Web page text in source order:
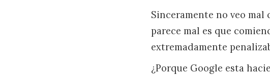
Sinceramente no veo mal
parece mal es que
extremadamente
¿Porque Google esta